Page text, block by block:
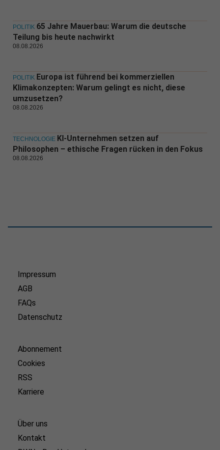
POLITIK 65 Jahre Mauerbau: Warum die deutsche
Teilung bis heute nachwirkt
08.08.2026
POLITIK Europa ist führend bei kommerziellen
Klimakonzepten: Warum gelingt es nicht, diese
umzusetzen?
08.08.2026
TECHNOLOGIE KI-Unternehmen setzen auf
Philosophen – ethische Fragen rücken in den Fokus
08.08.2026
Impressum
AGB
FAQs
Datenschutz
Abonnement
Cookies
RSS
Karriere
Über uns
Kontakt